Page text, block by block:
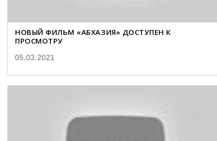
НОВЫЙ ФИЛЬМ «АБХАЗИЯ» ДОСТУПЕН К
ПРОСМОТРУ
05.03.2021